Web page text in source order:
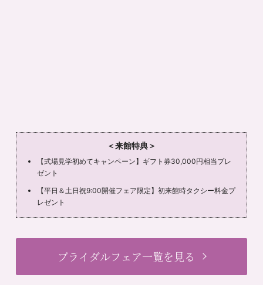
＜来館特典＞
【式場見学初めてキャンペーン】ギフト券30,000円相当プレ
ゼント
【平日＆土日祝9:00開催フェア限定】初来館時タクシー料金プ
レゼント
ブライダルフェア一覧を見る